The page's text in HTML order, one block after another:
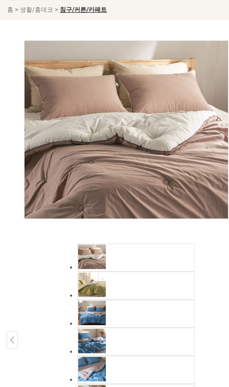
홈 > 생활/홈데코 > 침구/커튼/카페트